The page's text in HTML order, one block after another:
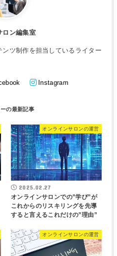
ロン編集室
ツ制作を担当しているライター
Instagram
オンラインサロンの運営
2025.02.27
オンラインサロンでの”学び”が
これからのリスキリングを先導
すると言えるこれだけの”理由”
オンラインサロンの運営